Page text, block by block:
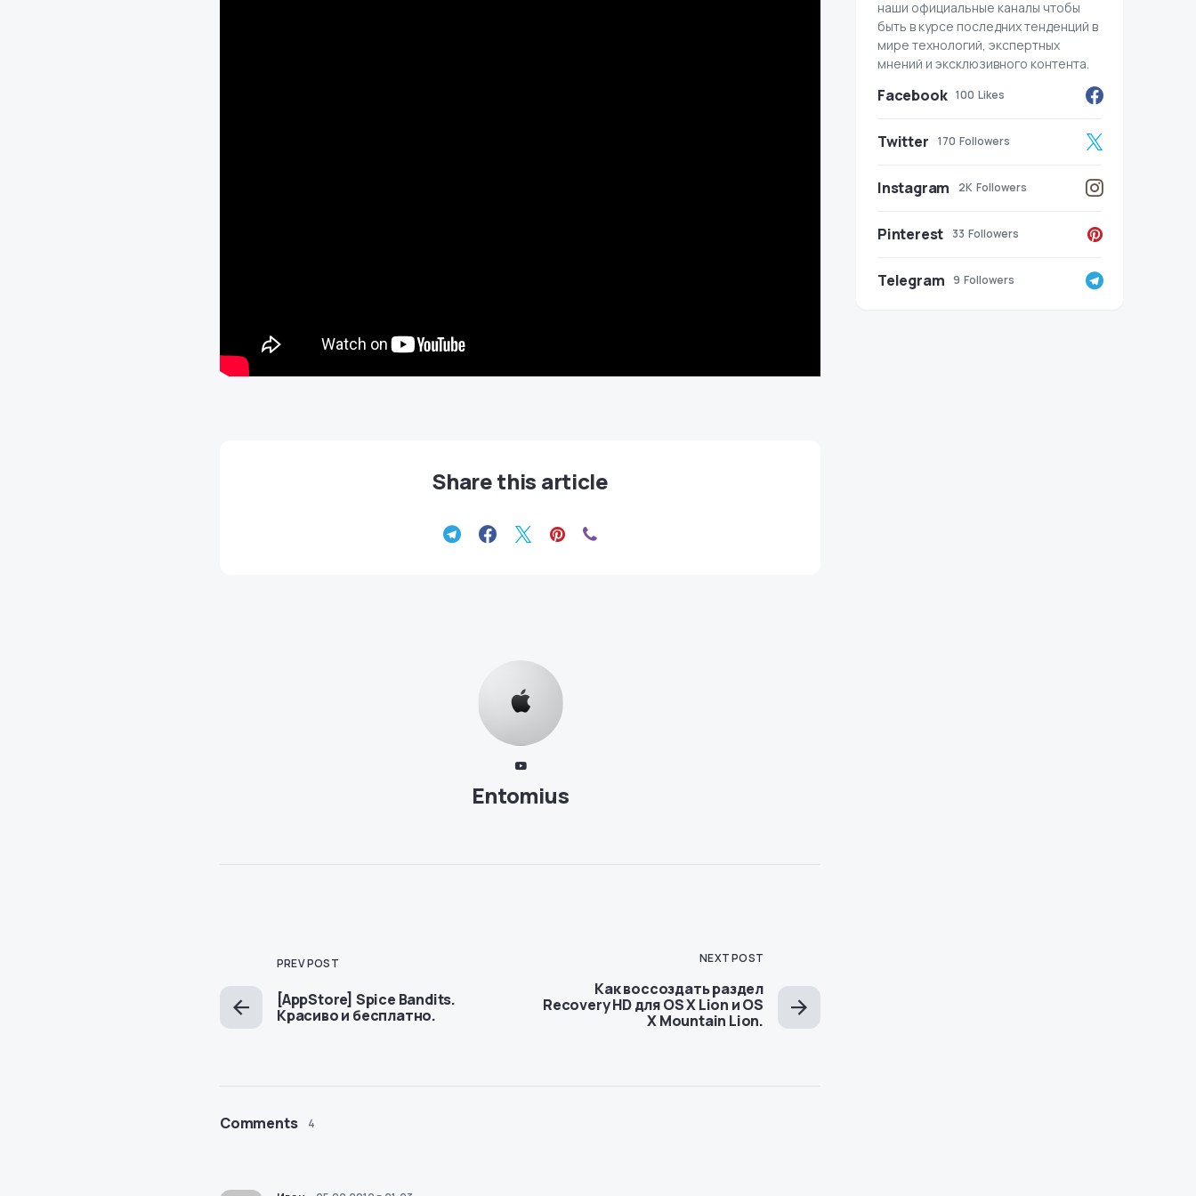
Share this article
Entomius
PREV POST
[AppStore] Spice Bandits.
Красиво и бесплатно.
NEXT POST
Как воссоздать раздел
Recovery HD для OS X Lion и OS
X Mountain Lion.
Comments 4
наши официальные каналы чтобы
быть в курсе последних тенденций в
мире технологий, экспертных
мнений и эксклюзивного контента.
Facebook 100 Likes
Twitter 170 Followers
Instagram 2K Followers
Pinterest 33 Followers
Telegram 9 Followers